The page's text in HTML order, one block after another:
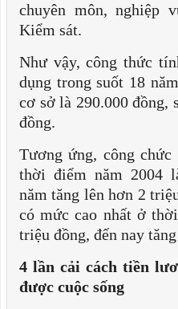
chuyên môn, nghiệp
Kiểm sát.
Như vậy, công thức
dụng trong suốt 18
cơ sở là 290.000 đồng,
đồng.
Tương ứng, công
thời điểm năm 2004
năm tăng lên hơn 2
có mức cao nhất ở
triệu đồng, đến nay
4 lần cải cách tiền
được cuộc sống